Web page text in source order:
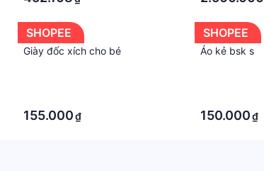
SHOPEE
Giày đốc xích cho bé
155.000₫
SHOPEE
Áo kẻ bsk s
150.000₫